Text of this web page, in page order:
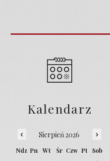
Kalendarz
‹ Sierpień 2026 ›
Ndz Pn Wt Śr Czw Pt
Sob